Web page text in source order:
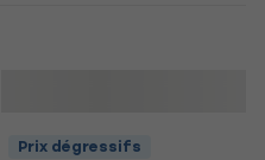
Prix dégressifs